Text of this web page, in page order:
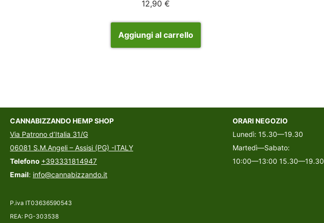
12,90€
Aggiungi al carrello
CANNABIZZANDO HEMP SHOP
Via Patrono d’Italia 31/G
06081 S.M.Angeli – Assisi (PG) -ITALY
Telefono +393331814947
Email: info@cannabizzando.it
P.iva IT03636590543
REA: PG-303538
ORARI NEGOZIO
Lunedì: 15.30—19.30
Martedì—Sabato:
10:00—13:00 15.30—19.30